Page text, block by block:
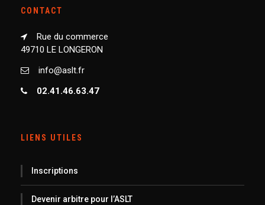
CONTACT
Rue du commerce
49710 LE LONGERON
info@aslt.fr
02.41.46.63.47
LIENS UTILES
Inscriptions
Devenir arbitre pour l’ASLT